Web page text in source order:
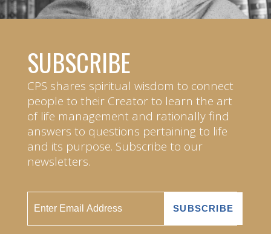
SUBSCRIBE
CPS shares spiritual wisdom to connect
people to their Creator to learn the art
of life management and rationally find
answers to questions pertaining to life
and its purpose. Subscribe to our
newsletters.